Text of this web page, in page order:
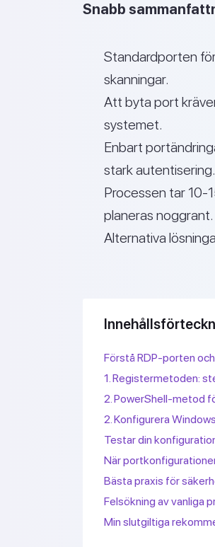
Snabb
Standardporten
skanningar.
Att byta port
systemet.
Enbart
stark autentisering.
Processen tar 10-
planeras noggrant.
Alternativa
Förstå RDP-porten
1. Registermetoden:
2. PowerShell-metod
2. Konfigurera
Testar din
När
Bästa praxis för
Felsökning av vanliga
Min slutgiltiga